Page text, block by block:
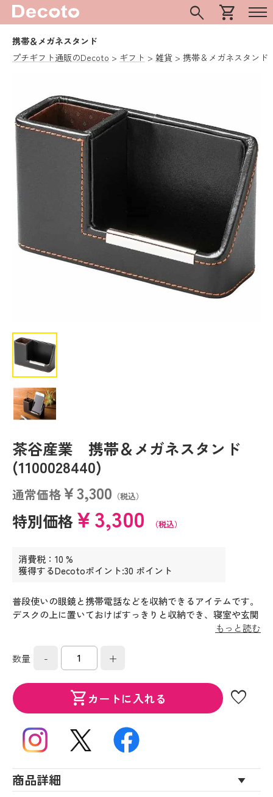
search shopping_cart
携帯＆メガネスタンド
プチギフト通販のDecoto
ギフト 雑貨 携帯＆メガネスタンド
茶谷産業 携帯＆メガネスタンド
(1100028440)
通常価格￥3,300 （税込）
特別価格￥3,300 （税込）
消費税：10 %
獲得するDecotoポイント:30 ポイント
普段使いの眼鏡と携帯電話などを収納できるアイテムです。
デスクの上に置いておけばすっきりと収納でき、寝室や玄関
に置いておけば、朝の忙しい時間でもスマートに身に着けら
もっと読む
数量 - +
shopping_cartカートに入れる favorite
商品詳細